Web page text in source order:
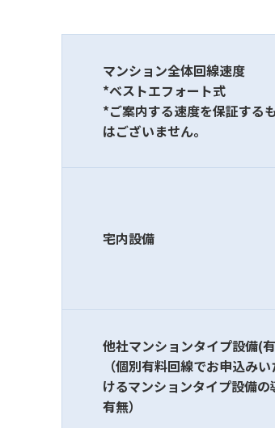
マンション全体回線速度
*ベストエフォート式
*ご案内する速度を保証する
はございません。
宅内設備
他社マンションタイプ設備(
（個別有料回線でお申込み
けるマンションタイプ設備の
有無）